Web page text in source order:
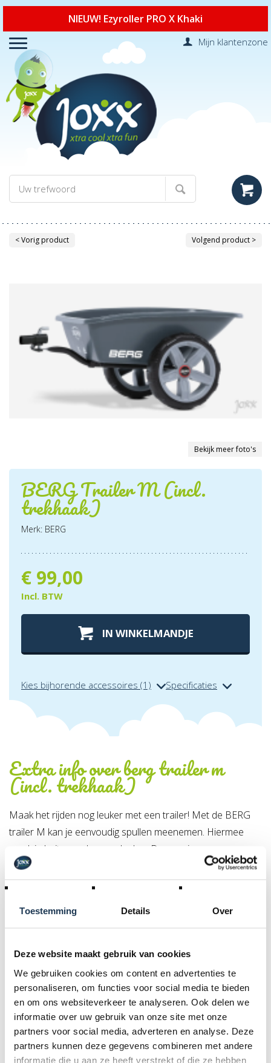
Toestemming Details Over
Deze website maakt gebruik van cookies
We gebruiken cookies om content en advertenties te
personaliseren, om functies voor social media te bieden
en om ons websiteverkeer te analyseren. Ook delen we
informatie over uw gebruik van onze site met onze
partners voor social media, adverteren en analyse. Deze
partners kunnen deze gegevens combineren met andere
informatie die u aan ze heeft verstrekt of die ze hebben
NIEUW! Ezyroller PRO X Khaki
Mijn klantenzone
< Vorig product Volgend product >
Bekijk meer foto's
BERG Trailer M (incl.
trekhaak)
Merk: BERG
€ 99,00
Incl. BTW
IN WINKELMANDJE
Kies bijhorende accessoires (1) Specificaties
Extra info overberg trailer m
(incl. trekhaak)
Maak het rijden nog leuker met een trailer! Met de BERG
trailer M kan je eenvoudig spullen meenemen. Hiermee
maak je buitenspelen nog leuker. Dus gooi een
picknickmand, speelgoed of adere spulletjes in de
trekhaak. Deze BERG Trailer M is geschikt voor alle BERG
Accessoires
Specificaties